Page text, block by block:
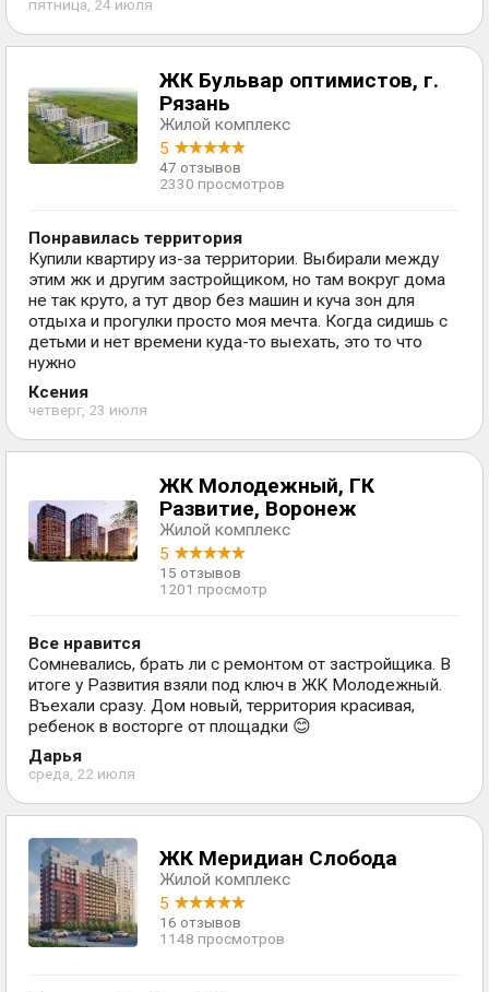
пятница, 24 июля
ЖК Бульвар оптимистов, г.
Рязань
Жилой комплекс
5
47 отзывов
2330 просмотров
Понравилась территория
Купили квартиру из-за территории. Выбирали между
этим жк и другим застройщиком, но там вокруг дома
не так круто, а тут двор без машин и куча зон для
отдыха и прогулки просто моя мечта. Когда сидишь с
детьми и нет времени куда-то выехать, это то что
нужно
Ксения
четверг, 23 июля
ЖК Молодежный, ГК
Развитие, Воронеж
Жилой комплекс
5
15 отзывов
1201 просмотр
Все нравится
Сомневались, брать ли с ремонтом от застройщика. В
итоге у Развития взяли под ключ в ЖК Молодежный.
Въехали сразу. Дом новый, территория красивая,
ребенок в восторге от площадки 😊
Дарья
среда, 22 июля
ЖК Меридиан Слобода
Жилой комплекс
5
16 отзывов
1148 просмотров